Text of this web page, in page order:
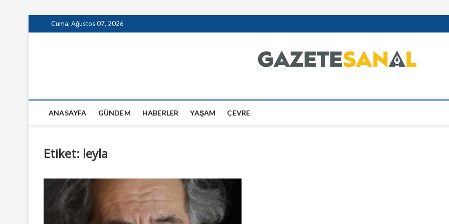
to
Cuma, Ağustos 07, 2026
ANASAYFA GÜNDEM HABERLER YAŞAM ÇEVRE
Etiket: leyla